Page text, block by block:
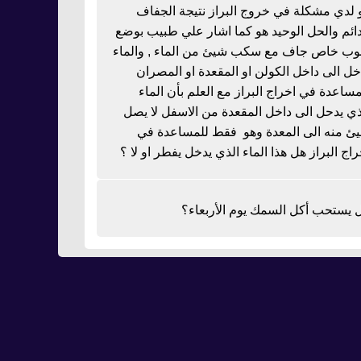
لدي مشكلة في خروج البراز نتيجة الجفاف
والحل الوحيد هو كما اشار علي طبيب بوضع
خاص جاف مع سكب شيئ من الماء , والماء
الى داخل الكولن او المقعدة او المصران
في اخراج البراز مع العلم بأن الماء
يدحل الى داخل المقعدة من الاسفل لا يصل
منه الى المعدة وهو فقط للمساعدة في
البراز هل هذا الماء الذي يدخل يفطر او لا ؟
يستحب أكل السمك يوم الأربعاء؟